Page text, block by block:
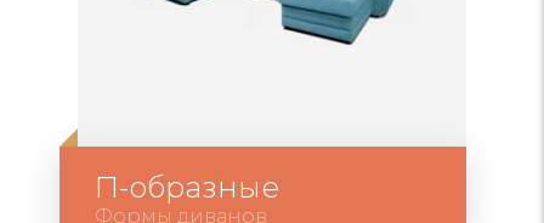
П-образные
Формы диванов